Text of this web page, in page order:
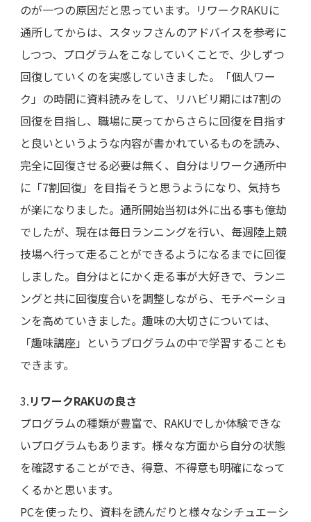
のが一つの原因だと思っています。リワークRAKUに
通所してからは、スタッフさんのアドバイスを参考に
しつつ、プログラムをこなしていくことで、少しずつ
回復していくのを実感していきました。「個人ワー
ク」の時間に資料読みをして、リハビリ期には7割の
回復を目指し、職場に戻ってからさらに回復を目指す
と良いというような内容が書かれているものを読み、
完全に回復させる必要は無く、自分はリワーク通所中
に「7割回復」を目指そうと思うようになり、気持ち
が楽になりました。通所開始当初は外に出る事も億劫
でしたが、現在は毎日ランニングを行い、毎週陸上競
技場へ行って走ることができるようになるまでに回復
しました。自分はとにかく走る事が大好きで、ランニ
ングと共に回復度合いを調整しながら、モチベーショ
ンを高めていきました。趣味の大切さについては、
「趣味講座」というプログラムの中で学習することも
できます。
3.リワークRAKUの良さ
プログラムの種類が豊富で、RAKUでしか体験できな
いプログラムもあります。様々な方面から自分の状態
を確認することができ、得意、不得意も明確になって
くるかと思います。
PCを使ったり、資料を読んだりと様々なシチュエーシ